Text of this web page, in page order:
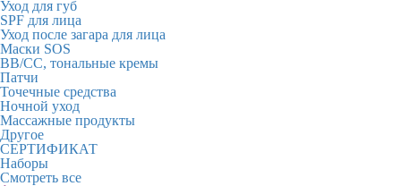
Уход для губ
SPF для лица
Уход после загара для лица
Маски SOS
BB/CC, тональные кремы
Патчи
Точечные средства
Ночной уход
Массажные продукты
Другое
СЕРТИФИКАТ
Наборы
Смотреть все